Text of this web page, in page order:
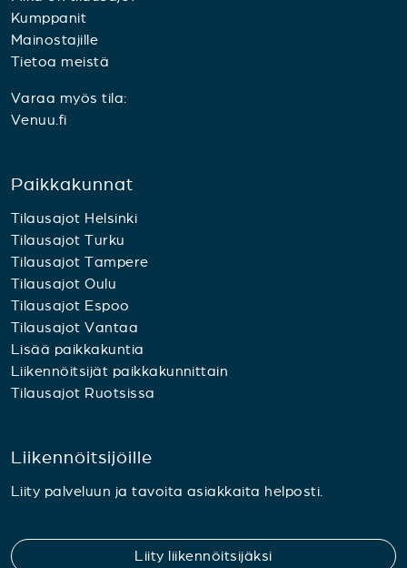
Kumppanit
Mainostajille
Tietoa meistä
Varaa myös tila:
Venuu.fi
Paikkakunnat
Tilausajot Helsinki
Tilausajot Turku
Tilausajot Tampere
Tilausajot Oulu
Tilausajot Espoo
Tilausajot Vantaa
Lisää paikkakuntia
Liikennöitsijät paikkakunnittain
Tilausajot Ruotsissa
Liikennöitsijöille
Liity palveluun ja tavoita asiakkaita helposti.
Liity liikennöitsijäksi